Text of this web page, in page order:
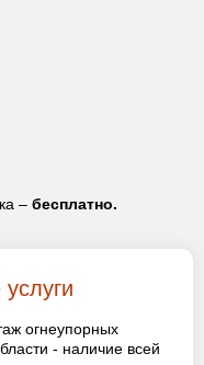
– бесплатно.
огнеупорных
- наличие всей